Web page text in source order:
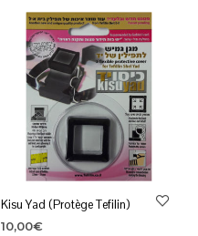
Kisu Yad (Protège Tefilin)
10,00€